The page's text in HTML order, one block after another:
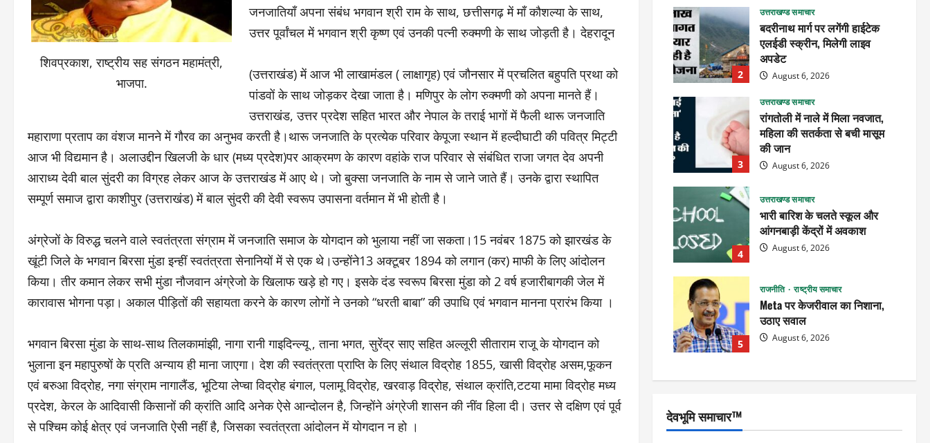
शिवप्रकाश, राष्ट्रीय सह संगठन महामंत्री,
भाजपा.
जनजातियाँ अपना संबंध भगवान श्री राम के साथ, छत्तीसगढ़ में माँ कौशल्या के साथ,
उत्तर पूर्वांचल में भगवान श्री कृष्ण एवं उनकी पत्नी रुक्मणी के साथ जोड़ती है। देहरादून
(उत्तराखंड) में आज भी लाखामंडल ( लाक्षागृह) एवं जौनसार में प्रचलित बहुपति प्रथा को
पांडवों के साथ जोड़कर देखा जाता है। मणिपुर के लोग रुक्मणी को अपना मानते हैं।
उत्तराखंड, उत्तर प्रदेश सहित भारत और नेपाल के तराई भागों में फैली थारू जनजाति
महाराणा प्रताप का वंशज मानने में गौरव का अनुभव करती है।थारू जनजाति के प्रत्येक परिवार केपूजा स्थान में हल्दीघाटी की पवित्र मिट्टी
आज भी विद्यमान है। अलाउद्दीन खिलजी के धार (मध्य प्रदेश)पर आक्रमण के कारण वहांके राज परिवार से संबंधित राजा जगत देव अपनी
आराध्य देवी बाल सुंदरी का विग्रह लेकर आज के उत्तराखंड में आए थे। जो बुक्सा जनजाति के नाम से जाने जाते हैं। उनके द्वारा स्थापित
सम्पूर्ण समाज द्वारा काशीपुर (उत्तराखंड) में बाल सुंदरी की देवी स्वरूप उपासना वर्तमान में भी होती है।
अंग्रेजों के विरुद्ध चलने वाले स्वतंत्रता संग्राम में जनजाति समाज के योगदान को भुलाया नहीं जा सकता।15 नवंबर 1875 को झारखंड के
खूंटी जिले के भगवान बिरसा मुंडा इन्हीं स्वतंत्रता सेनानियों में से एक थे।उन्होंने13 अक्टूबर 1894 को लगान (कर) माफी के लिए आंदोलन
किया। तीर कमान लेकर सभी मुंडा नौजवान अंग्रेजो के खिलाफ खड़े हो गए। इसके दंड स्वरूप बिरसा मुंडा को 2 वर्ष हजारीबागकी जेल में
कारावास भोगना पड़ा। अकाल पीड़ितों की सहायता करने के कारण लोगों ने उनको “धरती बाबा” की उपाधि एवं भगवान मानना प्रारंभ किया ।
भगवान बिरसा मुंडा के साथ-साथ तिलकामांझी, नागा रानी गाइदिन्ल्यू , ताना भगत, सुरेंद्र साए सहित अल्लूरी सीताराम राजू के योगदान को
भुलाना इन महापुरुषों के प्रति अन्याय ही माना जाएगा। देश की स्वतंत्रता प्राप्ति के लिए संथाल विद्रोह 1855, खासी विद्रोह असम,फूकन
एवं बरुआ विद्रोह, नगा संग्राम नागालैंड, भूटिया लेप्चा विद्रोह बंगाल, पलामू विद्रोह, खरवाड़ विद्रोह, संथाल क्रांति,टटया मामा विद्रोह मध्य
प्रदेश, केरल के आदिवासी किसानों की क्रांति आदि अनेक ऐसे आन्दोलन है, जिन्होंने अंग्रेजी शासन की नींव हिला दी। उत्तर से दक्षिण एवं पूर्व
से पश्चिम कोई क्षेत्र एवं जनजाति ऐसी नहीं है, जिसका स्वतंत्रता आंदोलन में योगदान न हो ।
2
उत्तराखण्ड समाचार
बदरीनाथ मार्ग पर लगेंगी हाईटेक
एलईडी स्क्रीन, मिलेगी लाइव
अपडेट
August 6, 2026
3
उत्तराखण्ड समाचार
रांगतोली में नाले में मिला नवजात,
महिला की सतर्कता से बची मासूम
की जान
August 6, 2026
4
उत्तराखण्ड समाचार
भारी बारिश के चलते स्कूल और
आंगनबाड़ी केंद्रों में अवकाश
August 6, 2026
5
राजनीति राष्ट्रीय समाचार
Meta पर केजरीवाल का निशाना,
उठाए सवाल
August 6, 2026
देवभूमि समाचार™